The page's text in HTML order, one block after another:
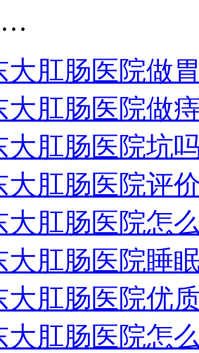
…
大肛肠医院做
大肛肠医院做
大肛肠医院坑
大肛肠医院评
大肛肠医院怎
大肛肠医院睡
大肛肠医院优
大肛肠医院怎